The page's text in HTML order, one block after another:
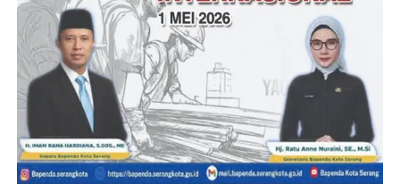
masyarakat yang pengendara motor baik roda dua, tiga (bentor)
dan roda empat,” pungkasnya.
( Idrak )
Post Views: 15